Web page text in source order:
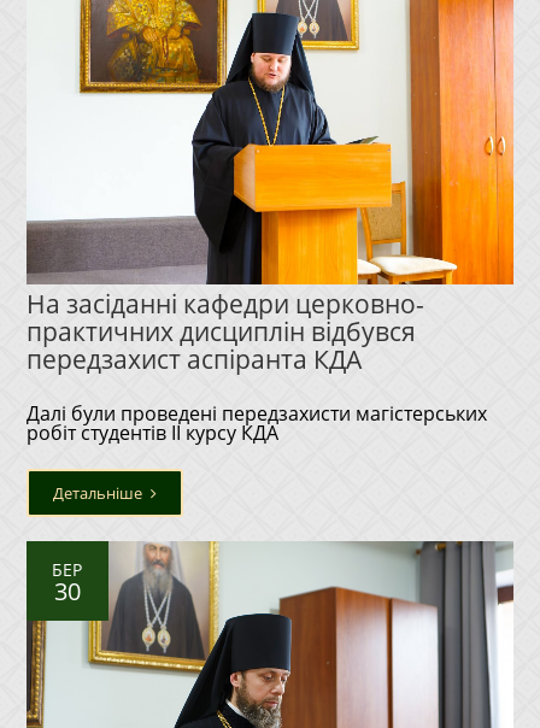
На засіданні кафедри церковно-
практичних дисциплін відбувся
передзахист аспіранта КДА
Далі були проведені передзахисти магістерських
робіт студентів ІІ курсу КДА
Детальніше
БЕР
30